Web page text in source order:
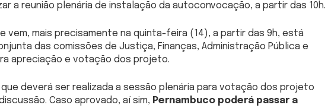
a reunião plenária de instalação da autoconvocação, a partir das 10h.
vem, mais precisamente na quinta-feira (14), a partir das 9h, está
das comissões de Justiça, Finanças, Administração Pública e
apreciação e votação dos projeto.
que deverá ser realizada a sessão plenária para votação dos projeto
Caso aprovado, aí sim, Pernambuco poderá passar a